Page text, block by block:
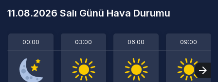
11.08.2026 Salı Günü Hava Durumu
00:00 03:00 06:00 09:00